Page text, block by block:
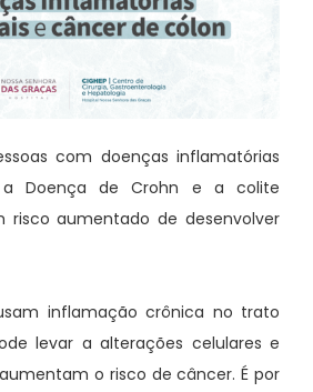
com doenças inflamatórias
a Doença de Crohn e a colite
risco aumentado de desenvolver
inflamação crônica no trato
levar a alterações celulares e
o risco de câncer. É por